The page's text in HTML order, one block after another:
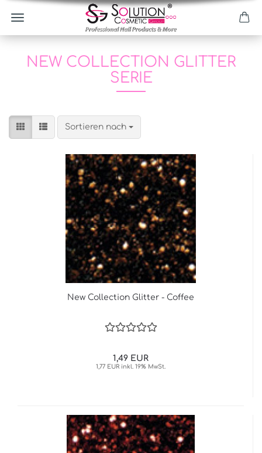
NEW COLLECTION GLITTER
SERIE
Sortieren nach
Sortieren nach
New Collection Glitter - Coffee
1,49 EUR
1,77 EUR inkl. 19% MwSt.